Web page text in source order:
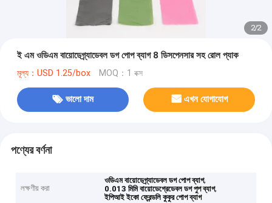
2/2
ই এম ওডিএম বায়োডেগ্র্যাডেবল ডগ পোপ ব্যাগ 8 ডিসপেনসার সহ রোল প্যাক
মূল্য：USD 1.25/box MOQ：1 বক্স
ভালো দাম এখন যোগাযোগ
পণ্যের বর্ণনা
লক্ষণীয় করা
ওডিএম বায়োডেগ্র্যাডেবল ডগ পোপ ব্যাগ,
0.013 মিমি বায়োডেগ্রেডেবল ডগ পুপ ব্যাগ,
ইপিআই ইকো ফ্রেন্ডলি কুকুর পোপ ব্যাগ